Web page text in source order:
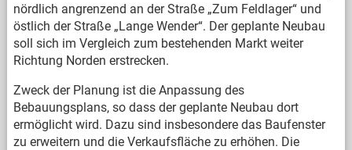
nördlich angrenzend an der Straße „Zum Feldlager“ und
östlich der Straße „Lange Wender“. Der geplante Neubau
soll sich im Vergleich zum bestehenden Markt weiter
Richtung Norden erstrecken.
Zweck der Planung ist die Anpassung des
Bebauungsplans, so dass der geplante Neubau dort
ermöglicht wird. Dazu sind insbesondere das Baufenster
zu erweitern und die Verkaufsfläche zu erhöhen. Die